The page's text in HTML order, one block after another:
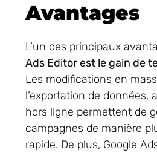
Avantages
L’un des principaux
Ads Editor est le gain de
Les modifications en
l’exportation de données,
hors ligne permettent de
campagnes de manière
rapide. De plus, Google